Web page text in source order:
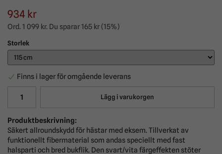
934 kr
Ord. 1 099 kr. Du sparar165 kr(15%)
Storlek
Finns i lager för omgående leverans
Lägg i varukorgen
Produktbeskrivning:
Säkert allroundskydd för hästar med eksem. Tillverkat av
funktionellt fibermaterial som andas speciellt med fast
halsparti och bred bukflik. Den svart/vita färgeffekten stöter